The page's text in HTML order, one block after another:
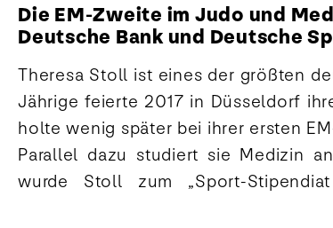
Die EM-Zweite im Judo und
Deutsche Bank und Deutsche
Theresa Stoll ist eines der größten
Jährige feierte 2017 in Düsseldorf
holte wenig später bei ihrer ersten
Parallel dazu studiert sie Medizin
wurde Stoll zum „Sport-
Münchnerin setzte sich bei der von
Sporthilfe initiierten Online-
An der Wahl hatten sich in den